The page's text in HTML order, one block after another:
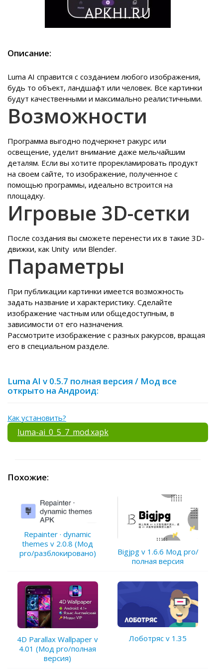
Описание:
Luma AI справится с созданием любого изображения,
будь то объект, ландшафт или человек. Все картинки
будут качественными и максимально реалистичными.
Возможности
Программа выгодно подчеркнет ракурс или
освещение, уделит внимание даже мельчайшим
деталям. Если вы хотите прорекламировать продукт
на своем сайте, то изображение, полученное с
помощью программы, идеально встроится на
площадку.
Игровые 3D-сетки
После создания вы сможете перенести их в такие 3D-
движки, как Unity или Blender.
Параметры
При публикации картинки имеется возможность
задать название и характеристику. Сделайте
изображение частным или общедоступным, в
зависимости от его назначения.
Рассмотрите изображение с разных ракурсов, вращая
его в специальном разделе.
Luma AI v 0.5.7 полная версия / Мод все
открыто на Андроид:
Как установить?
luma-ai_0_5_7_mod.xapk
Похожие:
Repainter · dynamic
themes v 2.0.8 (Мод
pro/разблокировано)
Bigjpg v 1.6.6 Мод pro/
полная версия
4D Parallax Wallpaper v
4.01 (Мод pro/полная
версия)
Лоботряс v 1.35